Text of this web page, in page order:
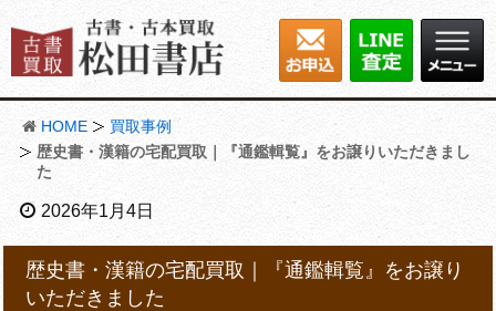
HOME
買取事例
歴史書・漢籍の宅配買取｜『通鑑輯覧』をお譲りいただきまし
た
2026年1月4日
歴史書・漢籍の宅配買取｜『通鑑輯覧』をお譲り
いただきました